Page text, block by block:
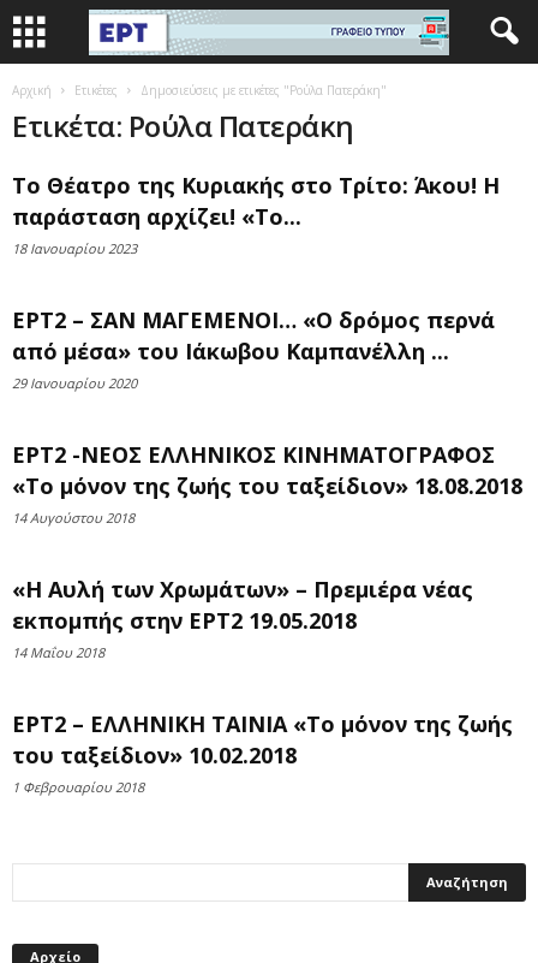
Αρχική Ετικέτες Δημοσιεύσεις με ετικέτες "Ρούλα Πατεράκη"
Ετικέτα: Ρούλα Πατεράκη
Το Θέατρο της Κυριακής στο Τρίτο: Άκου! Η
παράσταση αρχίζει! «Το...
18 Ιανουαρίου 2023
ΕΡΤ2 – ΣΑΝ ΜΑΓΕΜΕΝΟΙ… «Ο δρόμος περνά
από μέσα» του Ιάκωβου Καμπανέλλη ...
29 Ιανουαρίου 2020
ΕΡΤ2 -ΝΕΟΣ ΕΛΛΗΝΙΚΟΣ ΚΙΝΗΜΑΤΟΓΡΑΦΟΣ
«Το μόνον της ζωής του ταξείδιον» 18.08.2018
14 Αυγούστου 2018
«Η Αυλή των Χρωμάτων» – Πρεμιέρα νέας
εκπομπής στην ΕΡΤ2 19.05.2018
14 Μαΐου 2018
ΕΡΤ2 – ΕΛΛΗΝΙΚΗ ΤΑΙΝΙΑ «Το μόνον της ζωής
του ταξείδιον» 10.02.2018
1 Φεβρουαρίου 2018
Αρχείο